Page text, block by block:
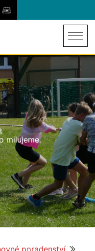
milujeme.
poradenství